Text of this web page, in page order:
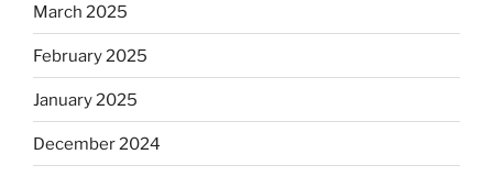
March 2025
February 2025
January 2025
December 2024